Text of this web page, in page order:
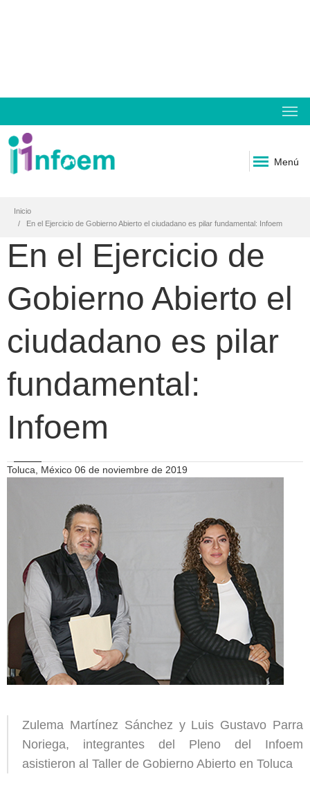
Menú
Inicio
En el Ejercicio de Gobierno Abierto el ciudadano es pilar fundamental: Infoem
En el Ejercicio de
Gobierno Abierto el
ciudadano es pilar
fundamental:
Infoem
Toluca, México 06 de noviembre de 2019
Zulema Martínez Sánchez y Luis Gustavo Parra
Noriega, integrantes del Pleno del Infoem
asistieron al Taller de Gobierno Abierto en Toluca